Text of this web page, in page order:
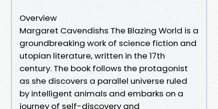
Overview
Margaret Cavendishs The Blazing World is a
groundbreaking work of science fiction and
utopian literature, written in the 17th
century. The book follows the protagonist
as she discovers a parallel universe ruled
by intelligent animals and embarks on a
journey of self-discovery and